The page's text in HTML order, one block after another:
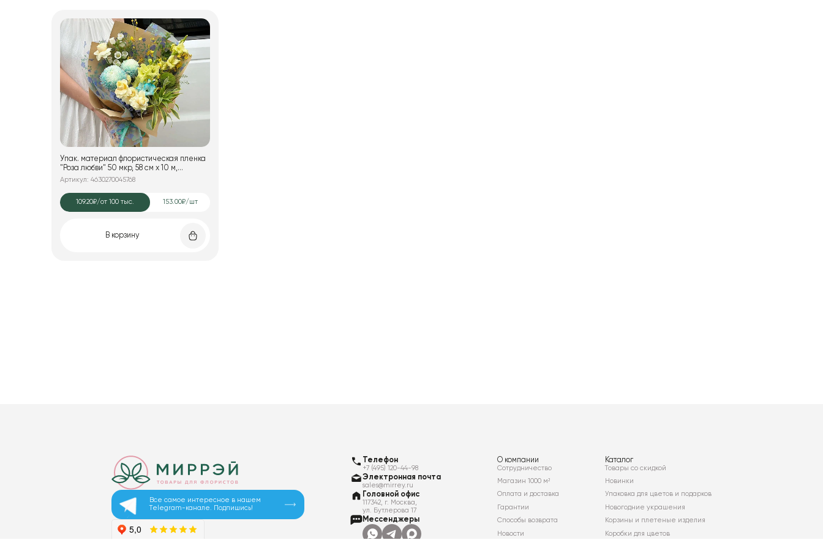
Упак. материал флористическая пленка
"Роза любви" 50 мкр, 58 см х 10 м,
оранжевый с синим
Артикул: 4630270045768
109.20₽/от 100 тыс. 153.00₽/шт
В корзину
Все самое интересное в нашем
Telegram-канале. Подпишись!
Телефон
+7 (495) 120-44-98
Электронная почта
sales@mirrey.ru
Головной офис
117342, г. Москва,
ул. Бутлерова 17
Мессенджеры
О компании
Сотрудничество
Магазин 1000 м²
Оплата и доставка
Гарантии
Способы возврата
Новости
Каталог
Товары со скидкой
Новинки
Упаковка для цветов и подарков
Новогодние украшения
Корзины и плетеные изделия
Коробки для цветов